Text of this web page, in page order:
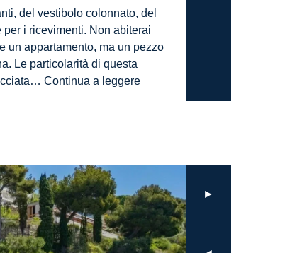
del vestibolo colonnato, del
per i ricevimenti. Non abiterai
un appartamento, ma un pezzo
Le particolarità di questa
Continua a leggereAG-
vista
mare
con
logge
e
terrazzo
►